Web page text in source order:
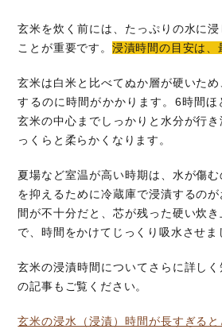
玄米を炊く前には、たっぷりの水に
ことが重要です。 浸漬時間の目安は、
玄米は白米と比べてぬか層が硬いた
するのに時間がかかります。6時間ほ
玄米の中心までしっかりと水分が行
っくらと柔らかくなります。
夏場など室温が高い時期は、水が傷
を抑えるために冷蔵庫で浸漬するの
間が不十分だと、芯が残った硬い炊
で、時間をかけてじっくり吸水させま
玄米の浸漬時間についてさらに詳し
の記事もご覧ください。
玄米の浸水（浸漬）時間が長すぎる